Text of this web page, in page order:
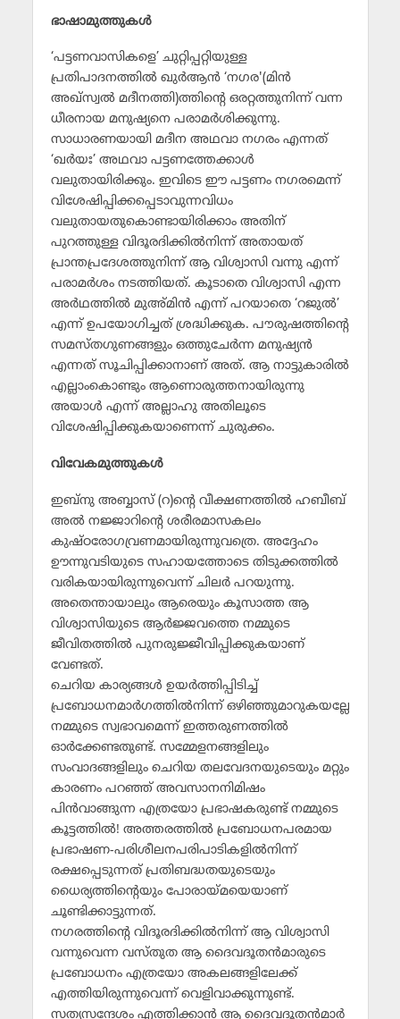
ഭാഷാമുത്തുകള്‍
‘പട്ടണവാസികളെ’ ചുറ്റിപ്പറ്റിയുള്ള
പ്രതിപാദനത്തില്‍ ഖുര്‍ആന്‍ ‘നഗര'(മിന്‍
അഖ്‌സ്വല്‍ മദീനത്തി)ത്തിന്റെ ഒരറ്റത്തുനിന്ന് വന്ന
ധീരനായ മനുഷ്യനെ പരാമര്‍ശിക്കുന്നു.
സാധാരണയായി മദീന അഥവാ നഗരം എന്നത്
‘ഖര്‍യഃ’ അഥവാ പട്ടണത്തേക്കാള്‍
വലുതായിരിക്കും. ഇവിടെ ഈ പട്ടണം നഗരമെന്ന്
വിശേഷിപ്പിക്കപ്പെടാവുന്നവിധം
വലുതായതുകൊണ്ടായിരിക്കാം അതിന്
പുറത്തുള്ള വിദൂരദിക്കില്‍നിന്ന് അതായത്
പ്രാന്തപ്രദേശത്തുനിന്ന് ആ വിശ്വാസി വന്നു എന്ന്
പരാമര്‍ശം നടത്തിയത്. കൂടാതെ വിശ്വാസി എന്ന
അര്‍ഥത്തില്‍ മുഅ്മിന്‍ എന്ന് പറയാതെ ‘റജുല്‍’
എന്ന് ഉപയോഗിച്ചത് ശ്രദ്ധിക്കുക. പൗരുഷത്തിന്റെ
സമസ്തഗുണങ്ങളും ഒത്തുചേര്‍ന്ന മനുഷ്യന്‍
എന്നത് സൂചിപ്പിക്കാനാണ് അത്. ആ നാട്ടുകാരില്‍
എല്ലാംകൊണ്ടും ആണൊരുത്തനായിരുന്നു
അയാള്‍ എന്ന് അല്ലാഹു അതിലൂടെ
വിശേഷിപ്പിക്കുകയാണെന്ന് ചുരുക്കം.
വിവേകമുത്തുകള്‍
ഇബ്‌നു അബ്ബാസ് (റ)ന്റെ വീക്ഷണത്തില്‍ ഹബീബ്
അല്‍ നജ്ജാറിന്റെ ശരീരമാസകലം
കുഷ്ഠരോഗവ്രണമായിരുന്നുവത്രെ. അദ്ദേഹം
ഊന്നുവടിയുടെ സഹായത്തോടെ തിടുക്കത്തില്‍
വരികയായിരുന്നുവെന്ന് ചിലര്‍ പറയുന്നു.
അതെന്തായാലും ആരെയും കൂസാത്ത ആ
വിശ്വാസിയുടെ ആര്‍ജ്ജവത്തെ നമ്മുടെ
ജീവിതത്തില്‍ പുനരുജ്ജീവിപ്പിക്കുകയാണ്
വേണ്ടത്.
ചെറിയ കാര്യങ്ങള്‍ ഉയര്‍ത്തിപ്പിടിച്ച്
പ്രബോധനമാര്‍ഗത്തില്‍നിന്ന് ഒഴിഞ്ഞുമാറുകയല്ലേ
നമ്മുടെ സ്വഭാവമെന്ന് ഇത്തരുണത്തില്‍
ഓര്‍ക്കേണ്ടതുണ്ട്. സമ്മേളനങ്ങളിലും
സംവാദങ്ങളിലും ചെറിയ തലവേദനയുടെയും മറ്റും
കാരണം പറഞ്ഞ് അവസാനനിമിഷം
പിന്‍വാങ്ങുന്ന എത്രയോ പ്രഭാഷകരുണ്ട് നമ്മുടെ
കൂട്ടത്തില്‍! അത്തരത്തില്‍ പ്രബോധനപരമായ
പ്രഭാഷണ-പരിശീലനപരിപാടികളില്‍നിന്ന്
രക്ഷപ്പെടുന്നത് പ്രതിബദ്ധതയുടെയും
ധൈര്യത്തിന്റെയും പോരായ്മയെയാണ്
ചൂണ്ടിക്കാട്ടുന്നത്.
നഗരത്തിന്റെ വിദൂരദിക്കില്‍നിന്ന് ആ വിശ്വാസി
വന്നുവെന്ന വസ്തുത ആ ദൈവദൂതന്‍മാരുടെ
പ്രബോധനം എത്രയോ അകലങ്ങളിലേക്ക്
എത്തിയിരുന്നുവെന്ന് വെളിവാക്കുന്നുണ്ട്.
സത്യസന്ദേശം എത്തിക്കാന്‍ ആ ദൈവദൂതന്‍മാര്‍